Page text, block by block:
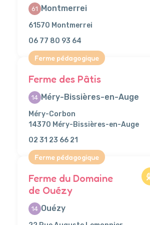
61 Montmerrei
61570 Montmerrei
06 77 80 93 64
Ferme pédagogique
Ferme des Pâtis
14 Méry-Bissières-en-Auge
Méry-Corbon
14370 Méry-Bissières-en-Auge
02 31 23 66 21
Ferme pédagogique
Ferme du Domaine
de Ouézy
14 Ouézy